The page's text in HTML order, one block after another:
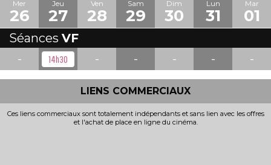
Mer
26
Jeu
27
Ven
28
Sam
29
Dim
30
Lun
31
Mar
01
Séances VF
-
14h30 - - - - -
LIENS COMMERCIAUX
Ces liens commerciaux sont totalement indépendants et sans lien avec les offres
et l'achat de place en ligne du cinéma.